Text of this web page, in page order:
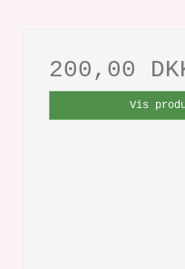
200,00
Vis